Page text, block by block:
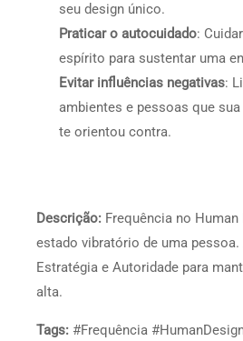
seu design único.
Praticar o autocuidado:
espírito para sustentar uma
Evitar influências negativas:
ambientes e pessoas que
te orientou contra.
Descrição: Frequência no
estado vibratório de uma
Estratégia e Autoridade para
alta.
Tags: #Frequência